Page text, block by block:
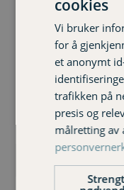
cookies
Vi bruker
for å
et anonymt
trafikken på
presis og
målretting av